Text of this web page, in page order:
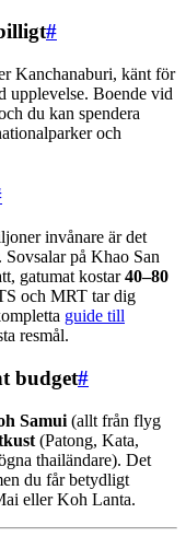
#
Kanchanaburi, känt för
upplevelse. Boende vid
du kan spendera
och
invånare är det
på Khao San
gatumat kostar40–80
och MRT tar dig
guide till
resmål.
budget#
Samui (allt från flyg
(Patong, Kata,
thailändare). Det
du får betydligt
eller Koh Lanta.